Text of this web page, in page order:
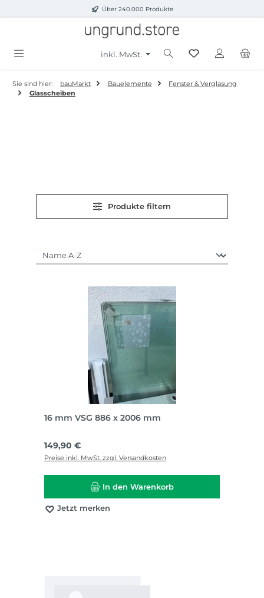
Zum Hauptinhalt springenÜber 240.000 Produkte
inkl. MwSt.
Sie sind hier: bauMarkt Bauelemente
Fenster & Verglasung
Glasscheiben
Produkte filtern
16 mm VSG 886 x 2006 mm
Regulärer Preis:
149,90 €
Preise inkl. MwSt. zzgl. Versandkosten
In den Warenkorb
Jetzt merken